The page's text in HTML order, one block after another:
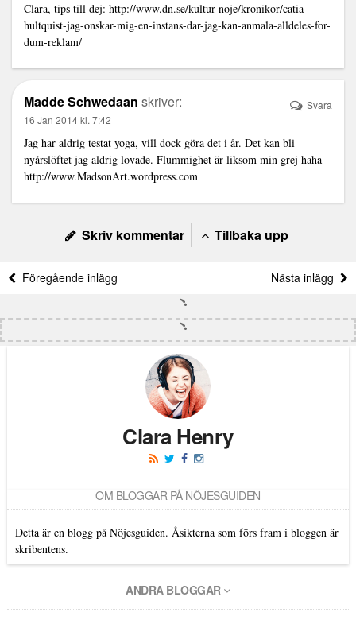
Clara, tips till dej: http://www.dn.se/kultur-noje/kronikor/catia-
hultquist-jag-onskar-mig-en-instans-dar-jag-kan-anmala-alldeles-for-
dum-reklam/
Madde Schwedaan skriver:
16 Jan 2014 kl. 7:42
Jag har aldrig testat yoga, vill dock göra det i år. Det kan bli
nyårslöftet jag aldrig lovade. Flummighet är liksom min grej haha
http://www.MadsonArt.wordpress.com
Svara
Skriv kommentar Tillbaka upp
Föregående inlägg Nästa inlägg
Clara Henry
OM BLOGGAR PÅ NÖJESGUIDEN
Detta är en blogg på Nöjesguiden. Åsikterna som förs fram i bloggen är
skribentens.
ANDRA BLOGGAR